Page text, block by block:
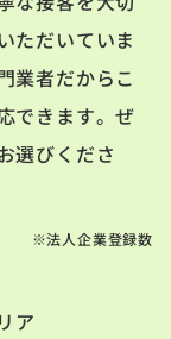
ただいていま
業者だからこ
できます。ぜ
選びくださ
※法人企業登録数
ア